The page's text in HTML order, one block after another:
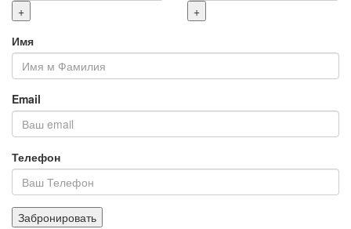
Имя
Email
Телефон